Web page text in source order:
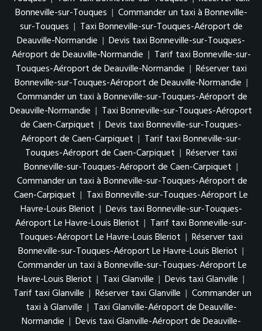
Bonneville-sur-Touques | Commander un taxi à Bonneville-
sur-Touques | Taxi Bonneville-sur-Touques-Aéroport de
Deauville-Normandie | Devis taxi Bonneville-sur-Touques-
Aéroport de Deauville-Normandie | Tarif taxi Bonneville-sur-
Touques-Aéroport de Deauville-Normandie | Réserver taxi
Bonneville-sur-Touques-Aéroport de Deauville-Normandie |
Commander un taxi à Bonneville-sur-Touques-Aéroport de
Deauville-Normandie | Taxi Bonneville-sur-Touques-Aéroport
de Caen-Carpiquet | Devis taxi Bonneville-sur-Touques-
Aéroport de Caen-Carpiquet | Tarif taxi Bonneville-sur-
Touques-Aéroport de Caen-Carpiquet | Réserver taxi
Bonneville-sur-Touques-Aéroport de Caen-Carpiquet |
Commander un taxi à Bonneville-sur-Touques-Aéroport de
Caen-Carpiquet | Taxi Bonneville-sur-Touques-Aéroport Le
Havre-Louis Bleriot | Devis taxi Bonneville-sur-Touques-
Aéroport Le Havre-Louis Bleriot | Tarif taxi Bonneville-sur-
Touques-Aéroport Le Havre-Louis Bleriot | Réserver taxi
Bonneville-sur-Touques-Aéroport Le Havre-Louis Bleriot |
Commander un taxi à Bonneville-sur-Touques-Aéroport Le
Havre-Louis Bleriot | Taxi Glanville | Devis taxi Glanville |
Tarif taxi Glanville | Réserver taxi Glanville | Commander un
taxi à Glanville | Taxi Glanville-Aéroport de Deauville-
Normandie | Devis taxi Glanville-Aéroport de Deauville-